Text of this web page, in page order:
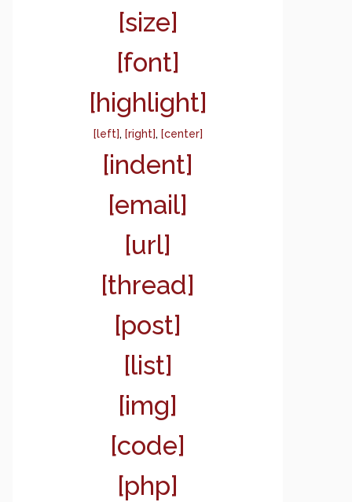
[size]
[font]
[highlight]
[left], [right], [center]
[indent]
[email]
[url]
[thread]
[post]
[list]
[img]
[code]
[php]